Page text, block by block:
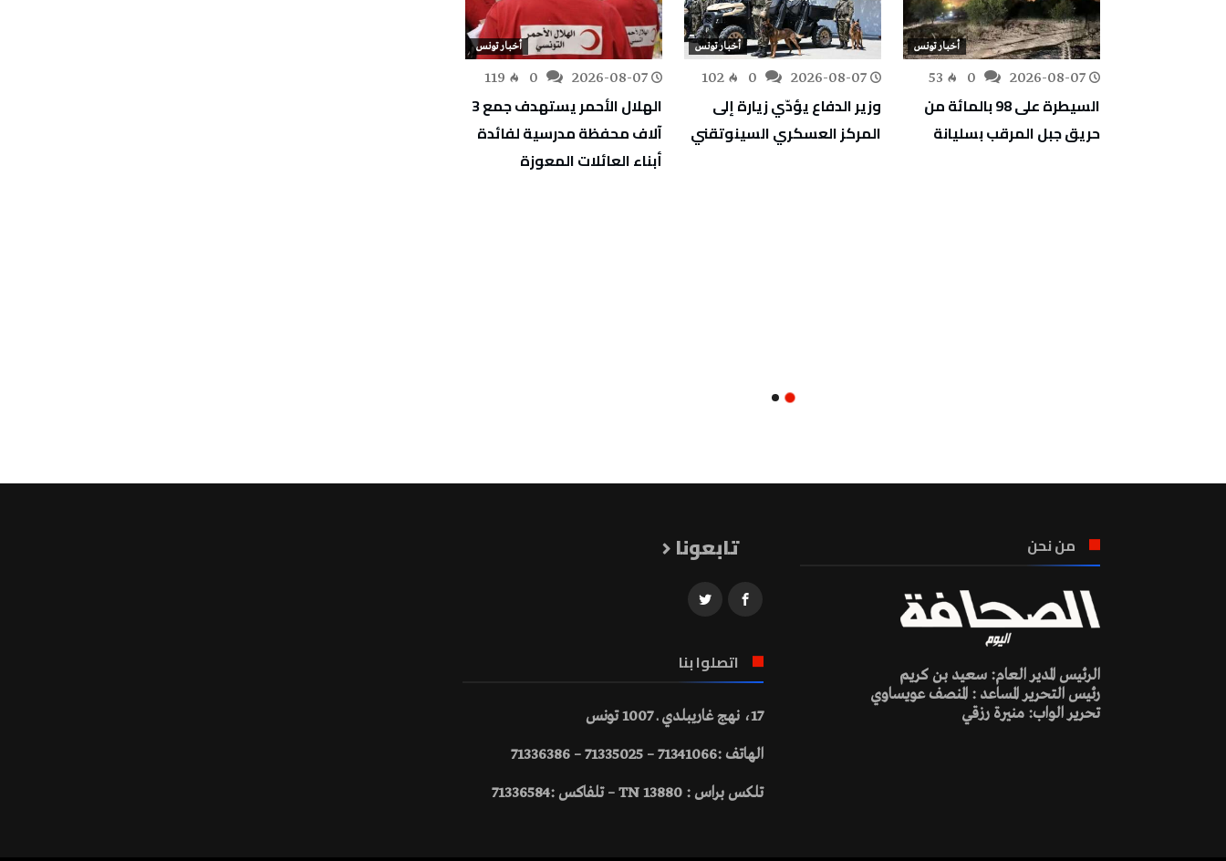
أخبار تونس
2026-08-07
53
السيطرة على 98 بالمائة من
حريق جبل المرقب بسليانة
أخبار تونس
2026-08-07
102
وزير الدفاع يؤدّي زيارة إلى
المركز العسكري السينوتقني
أخبار تونس
2026-08-07
119
الهلال الأحمر يستهدف جمع 3
آلاف محفظة مدرسية لفائدة
أبناء العائلات المعوزة
من نحن
الرئيس المدير العام: سعيد بن كريم
رئيس التحرير المساعد : المنصف عويساوي
تحرير الواب: منيرة رزقي
تابعونا
اتصلوا بنا
17، نهج غاريبلدي ـ 1007 تونس
الهاتف :71341066 – 71335025 – 71336386
تلكس براس : 13880 TN – تلفاكس :71336584